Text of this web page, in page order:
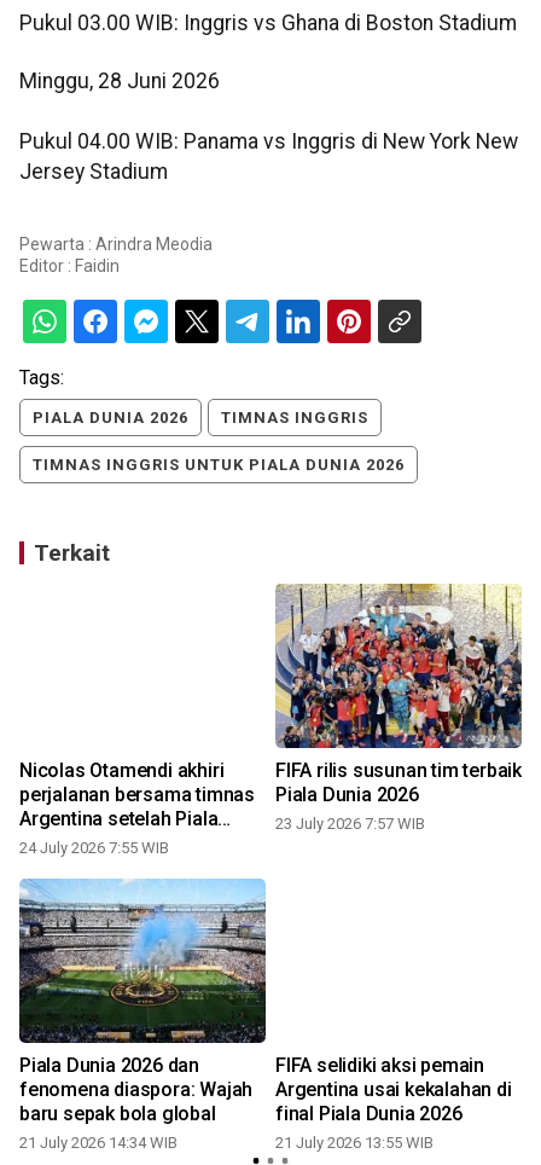
Pukul 03.00 WIB: Inggris vs Ghana di Boston Stadium
Minggu, 28 Juni 2026
Pukul 04.00 WIB: Panama vs Inggris di New York New
Jersey Stadium
Pewarta : Arindra Meodia
Editor : Faidin
Tags:
PIALA DUNIA 2026 TIMNAS INGGRIS
TIMNAS INGGRIS UNTUK PIALA DUNIA 2026
Terkait
Nicolas Otamendi akhiri
perjalanan bersama timnas
Argentina setelah Piala
Dunia 2026
24 July 2026 7:55 WIB
FIFA rilis susunan tim terbaik
Piala Dunia 2026
23 July 2026 7:57 WIB
Piala Dunia 2026 dan
fenomena diaspora: Wajah
baru sepak bola global
21 July 2026 14:34 WIB
FIFA selidiki aksi pemain
Argentina usai kekalahan di
final Piala Dunia 2026
21 July 2026 13:55 WIB